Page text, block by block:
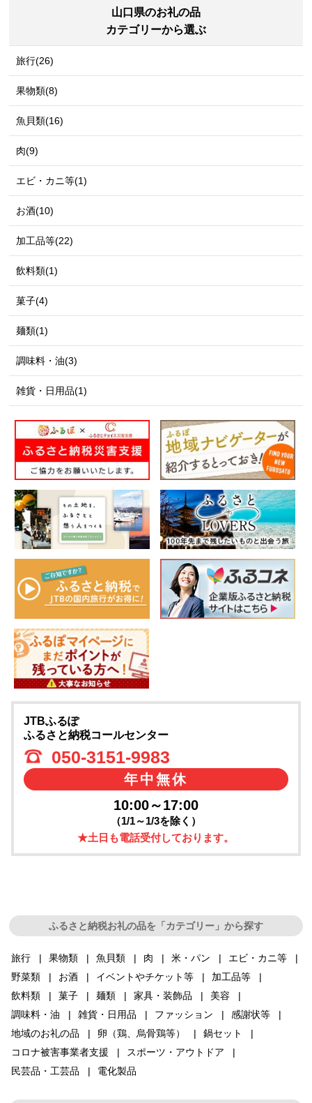
山口県のお礼の品
カテゴリーから選ぶ
旅行(26)
果物類(8)
魚貝類(16)
肉(9)
エビ・カニ等(1)
お酒(10)
加工品等(22)
飲料類(1)
菓子(4)
麺類(1)
調味料・油(3)
雑貨・日用品(1)
JTBふるぽ
ふるさと納税コールセンター
050-3151-9983
年中無休
10:00～17:00
（1/1～1/3を除く）
★土日も電話受付しております。
ふるさと納税お礼の品を「カテゴリー」から探す
旅行 果物類 魚貝類 肉 米・パン
エビ・カニ等
野菜類
お酒 イベントやチケット等
加工品等
飲料類
菓子 麺類 家具・装飾品
美容
調味料・油
雑貨・日用品 ファッション
感謝状等
地域のお礼の品
卵（鶏、烏骨鶏等）
鍋セット
コロナ被害事業者支援
スポーツ・アウトドア
民芸品・工芸品
電化製品